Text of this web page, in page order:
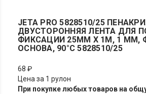
JETA PRO 5828510/25
ДВУСТОРОННЯЯ ЛЕНТА ДЛЯ
ФИКСАЦИИ 25ММ X 1М, 1 ММ,
ОСНОВА, 90°С 5828510/25
68 ₽
Цена за 1 рулон
При покупке любых товаров на